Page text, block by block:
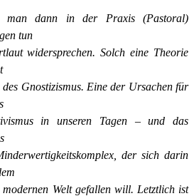
man dann in der Praxis (Pastoral)
tun
widersprechen. Solch eine Theorie
Gnostizismus. Eine der Ursachen für
in unseren Tagen – und das
der sich darin
Welt gefallen will. Letztlich ist